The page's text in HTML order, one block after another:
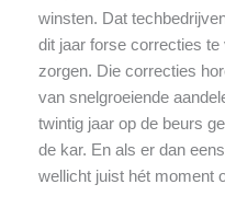
winsten. Dat
dit jaar forse correcties
zorgen. Die correcties
van snelgroeiende
twintig jaar op de beurs
de kar. En als er dan
wellicht juist hét moment